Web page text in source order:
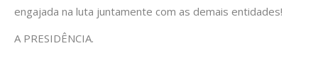
engajada na luta juntamente com as demais entidades!
A PRESIDÊNCIA.